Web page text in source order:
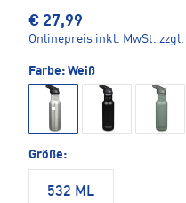
€ 27,99
Onlinepreis inkl. MwSt. zzgl.
Farbe: Weiß
Größe:
532 ML